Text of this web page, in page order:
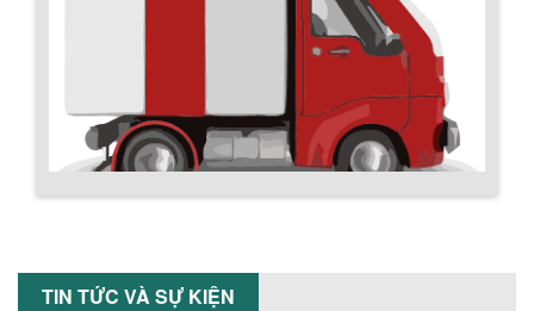
TIN TỨC VÀ SỰ KIỆN
công nghiệp giảm sốc lên đến 20%.
Tiết kiệm chi phí, nhận ngay máy
TỐI ƯU CHI PHÍ SẢN XUẤT VỚI MÁY TRỘN
SƠN CÔNG NGHIỆP HIỆN ĐẠI
Khám phá cách máy trộn sơn công
nghiệp giúp doanh nghiệp tiết kiệm
hành. Giải...